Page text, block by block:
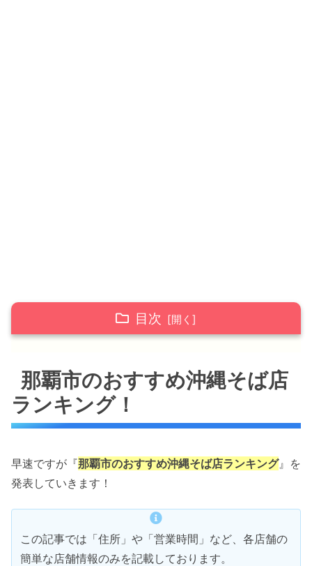
目次
７位 いしぐふー
６位 しむじょう
５位 自家製麺 木灰そば とらや
３位 てんtoてん
２位 すーまぬめぇ
１位 首里そば
那覇市のおすすめ沖縄そば店 まとめ
那覇市のおすすめ沖縄そば店
ランキング！
早速ですが『那覇市のおすすめ沖縄そば店ランキング』を
発表していきます！
この記事では「住所」や「営業時間」など、各店舗の
簡単な店舗情報のみを記載しております。